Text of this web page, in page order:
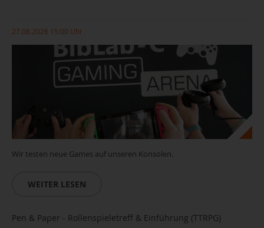
27.08.2026 15:00 Uhr
Wir testen neue Games auf unseren Konsolen.
WEITER LESEN
Pen & Paper - Rollenspieletreff & Einführung (TTRPG)